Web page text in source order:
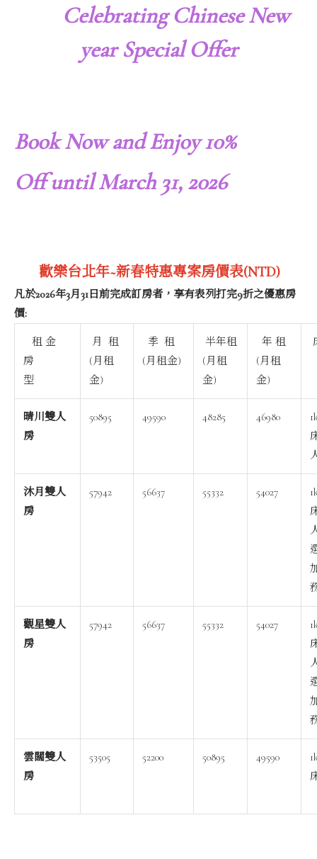
Celebrating Chinese New
year Special Offer
Book Now and Enjoy10%
Offuntil March 31, 2026
歡樂台北年~新春特惠專案房價表(NTD)
凡於2026年3月31日前完成訂房者，享有表列打完9折之優惠房
價:
租 金
房
型
月 租
(月租
金)
季 租
(月租金)
半年租
(月租
金)
年 租
(月租
金)
晴川雙人
房
50895 49590 48285 46980
沐月雙人
房
57942 56637 55332 54027
觀星雙人
房
57942 56637 55332 54027
雲闊雙人
房
53505 52200 50895 49590